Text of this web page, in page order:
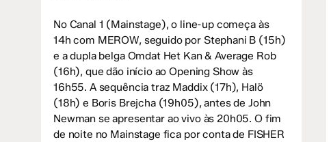
No Canal 1 (Mainstage), o line-up começa às
14h com MEROW, seguido por Stephani B (15h)
e a dupla belga Omdat Het Kan & Average Rob
(16h), que dão início ao Opening Show às
16h55. A sequência traz Maddix (17h), Halö
(18h) e Boris Brejcha (19h05), antes de John
Newman se apresentar ao vivo às 20h05. O fim
de noite no Mainstage fica por conta de FISHER